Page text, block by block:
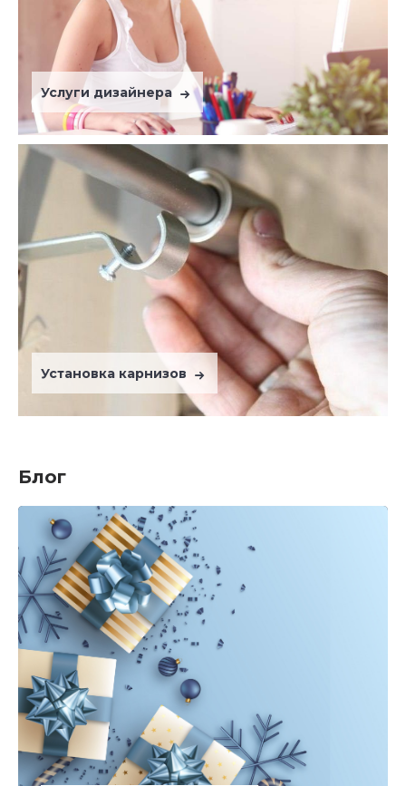
Услуги дизайнера
Установка карнизов
Блог